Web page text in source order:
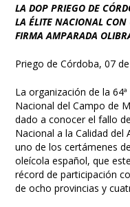
LA DOP PRIEGO DE
LA ÉLITE NACIONAL
FIRMA AMPARADA
Priego de Córdoba, 07
La organización de la
Nacional del Campo de
dado a conocer el fallo
Nacional a la Calidad del
uno de los certámenes
oleícola español, que
récord de participación
de ocho provincias y